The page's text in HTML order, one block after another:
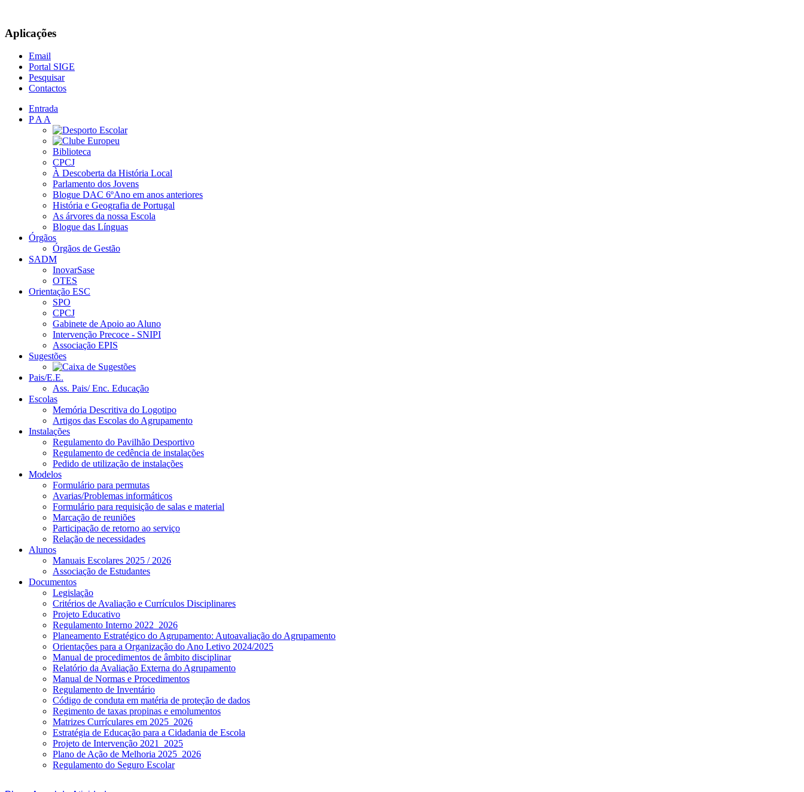
Aplicações
Email
Portal SIGE
Pesquisar
Contactos
Entrada
P A A
Biblioteca
CPCJ
À Descoberta da História Local
Parlamento dos Jovens
Blogue DAC 6ºAno em anos anteriores
História e Geografia de Portugal
As árvores da nossa Escola
Blogue das Línguas
Órgãos
Órgãos de Gestão
SADM
InovarSase
OTES
Orientação ESC
SPO
CPCJ
Gabinete de Apoio ao Aluno
Intervenção Precoce - SNIPI
Associação EPIS
Sugestões
Pais/E.E.
Ass. Pais/ Enc. Educação
Escolas
Memória Descritiva do Logotipo
Artigos das Escolas do Agrupamento
Instalações
Regulamento do Pavilhão Desportivo
Regulamento de cedência de instalações
Pedido de utilização de instalações
Modelos
Formulário para permutas
Avarias/Problemas informáticos
Formulário para requisição de salas e material
Marcação de reuniões
Participação de retorno ao serviço
Relação de necessidades
Alunos
Manuais Escolares 2025 / 2026
Associação de Estudantes
Documentos
Legislação
Critérios de Avaliação e Currículos Disciplinares
Projeto Educativo
Regulamento Interno 2022_2026
Planeamento Estratégico do Agrupamento: Autoavaliação do Agrupamento
Orientações para a Organização do Ano Letivo 2024/2025
Manual de procedimentos de âmbito disciplinar
Relatório da Avaliação Externa do Agrupamento
Manual de Normas e Procedimentos
Regulamento de Inventário
Código de conduta em matéria de proteção de dados
Regimento de taxas propinas e emolumentos
Matrizes Currículares em 2025_2026
Estratégia de Educação para a Cidadania de Escola
Projeto de Intervenção 2021_2025
Plano de Ação de Melhoria 2025_2026
Regulamento do Seguro Escolar